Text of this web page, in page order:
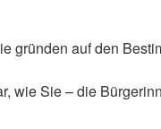
gründen auf den
wie Sie – die